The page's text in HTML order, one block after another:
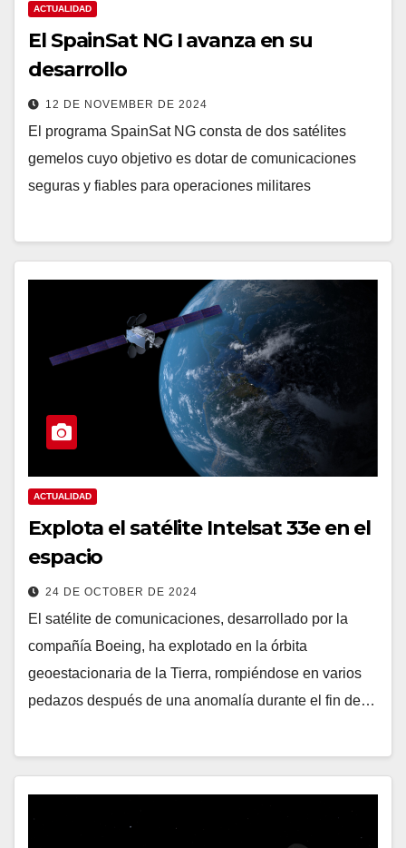
ACTUALIDAD
El SpainSat NG I avanza en su
desarrollo
12 DE NOVEMBER DE 2024
El programa SpainSat NG consta de dos satélites
gemelos cuyo objetivo es dotar de comunicaciones
seguras y fiables para operaciones militares
ACTUALIDAD
Explota el satélite Intelsat 33e en el
espacio
24 DE OCTOBER DE 2024
El satélite de comunicaciones, desarrollado por la
compañía Boeing, ha explotado en la órbita
geoestacionaria de la Tierra, rompiéndose en varios
pedazos después de una anomalía durante el fin de…